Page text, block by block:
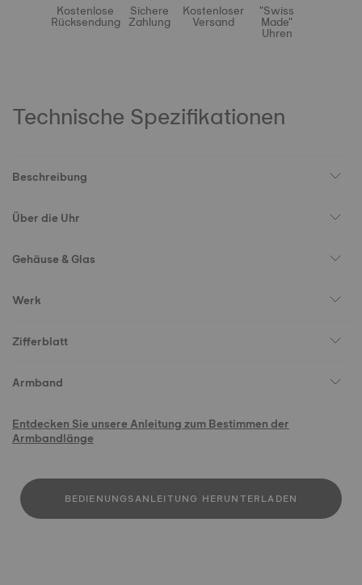
Kostenlose
Rücksendung
Sichere
Zahlung
Kostenloser
Versand
"Swiss
Made"
Uhren
Technische Spezifikationen
Beschreibung
Über die Uhr
Gehäuse & Glas
Werk
Zifferblatt
Armband
Entdecken Sie unsere Anleitung zum Bestimmen der
Armbandlänge
BEDIENUNGSANLEITUNG HERUNTERLADEN